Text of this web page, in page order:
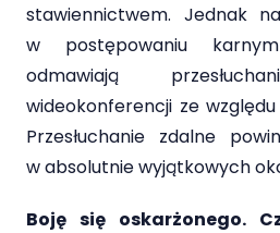
stawiennictwem. Jednak
w postępowaniu
odmawiają
wideokonferencji ze
Przesłuchanie zdalne
w absolutnie wyjątkowych
Boję się oskarżonego.